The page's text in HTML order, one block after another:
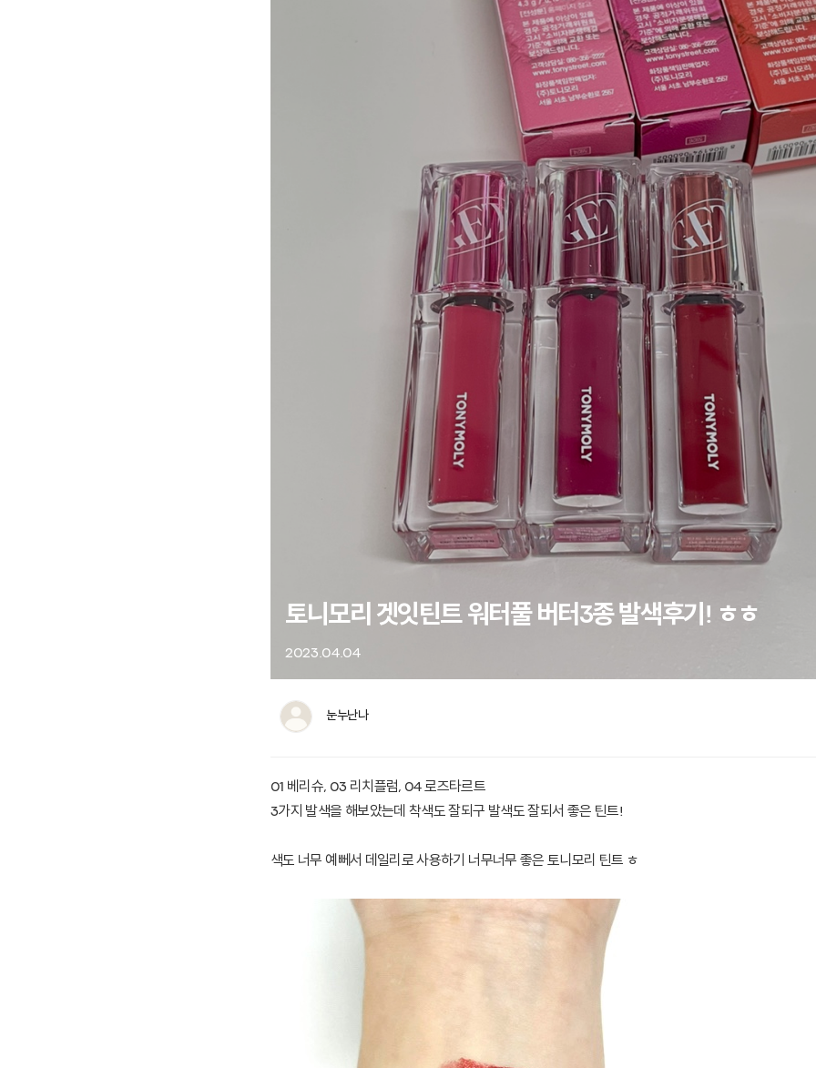
토니모리 겟잇틴트 워터풀 버터3종 발색후기! ㅎㅎ
2023.04.04
눈누난나
01 베리슈, 03 리치플럼, 04 로즈타르트
3가지 발색을 해보았는데 착색도 잘되구 발색도 잘되서 좋은 틴트!
색도 너무 예뻬서 데일리로 사용하기 너무너무 좋은 토니모리 틴트 ㅎ